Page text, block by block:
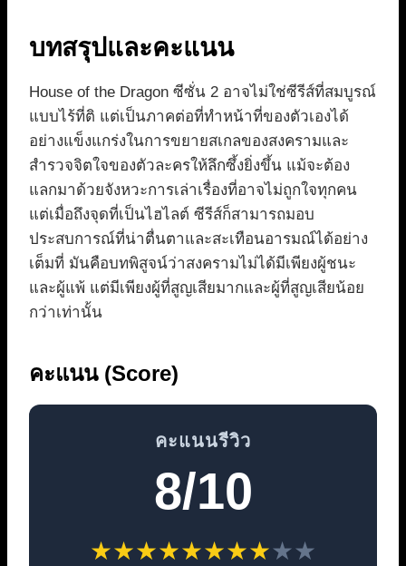
บทสรุปและคะแนน
House of the Dragon ซีซั่น 2 อาจไม่ใช่ซีรีส์ที่สมบูรณ์
แบบไร้ที่ติ แต่เป็นภาคต่อที่ทำหน้าที่ของตัวเองได้
อย่างแข็งแกร่งในการขยายสเกลของสงครามและ
สำรวจจิตใจของตัวละครให้ลึกซึ้งยิ่งขึ้น แม้จะต้อง
แลกมาด้วยจังหวะการเล่าเรื่องที่อาจไม่ถูกใจทุกคน
แต่เมื่อถึงจุดที่เป็นไฮไลต์ ซีรีส์ก็สามารถมอบ
ประสบการณ์ที่น่าตื่นตาและสะเทือนอารมณ์ได้อย่าง
เต็มที่ มันคือบทพิสูจน์ว่าสงครามไม่ได้มีเพียงผู้ชนะ
และผู้แพ้ แต่มีเพียงผู้ที่สูญเสียมากและผู้ที่สูญเสียน้อย
กว่าเท่านั้น
คะแนน (Score)
คะแนนรีวิว
8/10
★★★★★★★★★★